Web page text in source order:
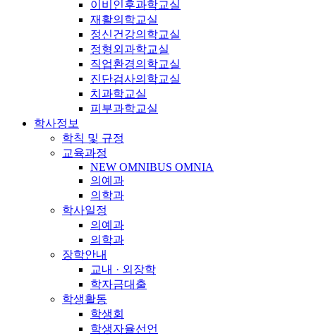
이비인후과학교실
재활의학교실
정신건강의학교실
정형외과학교실
직업환경의학교실
진단검사의학교실
치과학교실
피부과학교실
학사정보
학칙 및 규정
교육과정
NEW OMNIBUS OMNIA
의예과
의학과
학사일정
의예과
의학과
장학안내
교내 · 외장학
학자금대출
학생활동
학생회
학생자율선언